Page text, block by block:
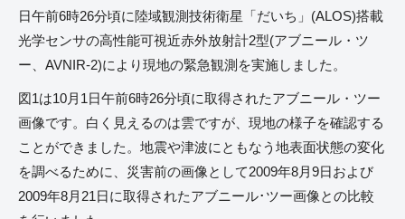
日午前6時26分頃に陸域観測技術衛星「だいち」(ALOS)搭載
光学センサの高性能可視近赤外放射計2型(アブニール・ツ
ー、AVNIR-2)により現地の緊急観測を実施しました。
図1は10月1日午前6時26分頃に取得されたアブニール・ツー
画像です。白く見えるのは雲ですが、現地の様子を確認する
ことができました。地震や津波にともなう地表面状態の変化
を調べるために、災害前の画像として2009年8月9日および
2009年8月21日に取得されたアブニール･ツー画像との比較